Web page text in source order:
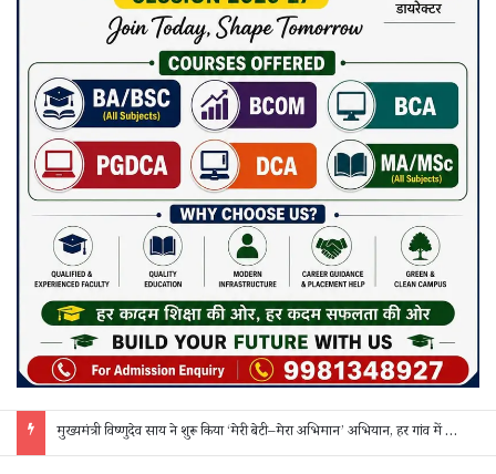
सक्ती: ₹90 लाख की ठगी का खुलासा, एक महिला समेत 3 आरोपी गिरफ्तार